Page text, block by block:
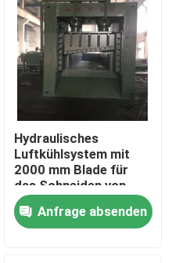
Hydraulisches
Luftkühlsystem mit
2000 mm Blade für
das Schneiden von
Schwerschrott
Anfrage absenden